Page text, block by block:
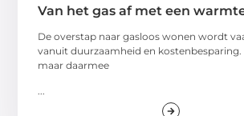
Van het gas af met een
De overstap naar gasloos wonen wordt
vanuit duurzaamheid en kostenbesparing.
maar daarmee
...